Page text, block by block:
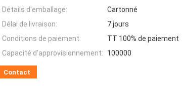
Détails d'emballage:
Cartonné
Délai de livraison:
7 jours
Conditions de paiement:
TT 100% de paiement
Capacité d'approvisionnement:
100000
Contact